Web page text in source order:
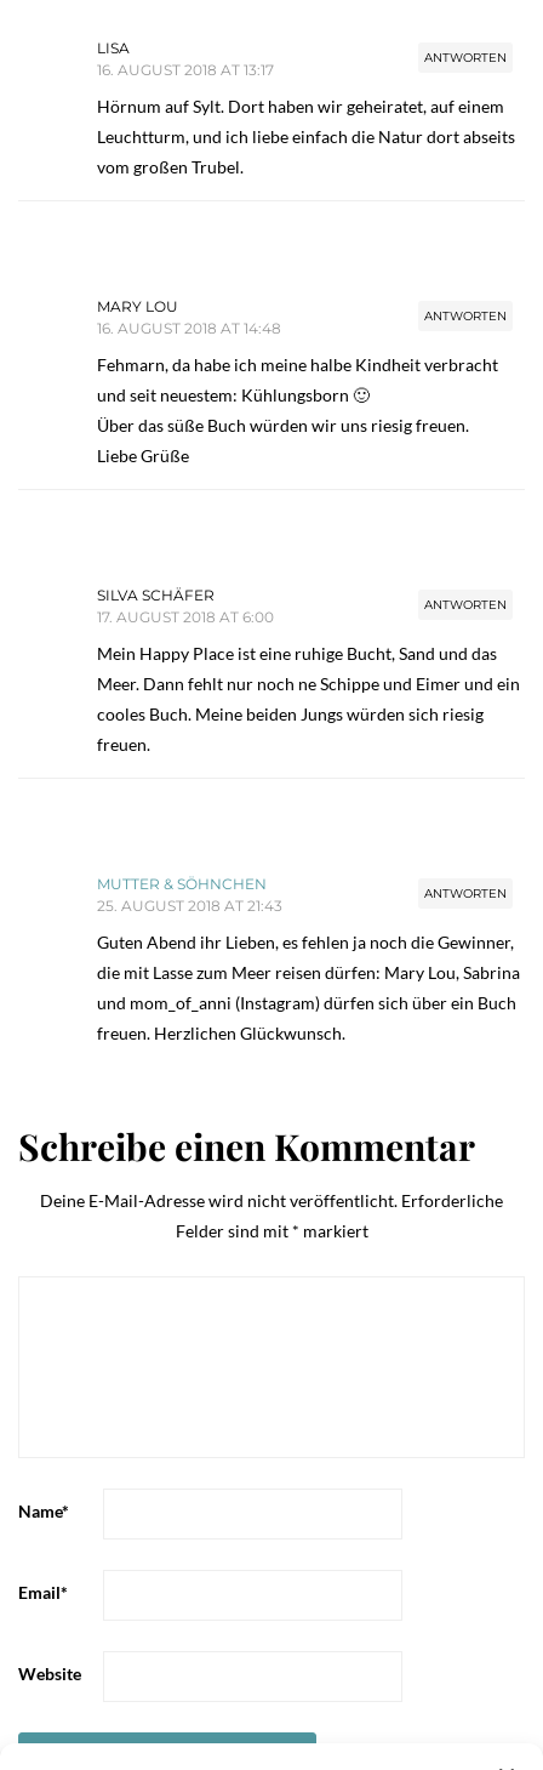
ANTWORTEN
LISA
16. AUGUST 2018 AT 13:17
Hörnum auf Sylt. Dort haben wir geheiratet, auf einem
Leuchtturm, und ich liebe einfach die Natur dort abseits
vom großen Trubel.
ANTWORTEN
MARY LOU
16. AUGUST 2018 AT 14:48
Fehmarn, da habe ich meine halbe Kindheit verbracht
und seit neuestem: Kühlungsborn 🙂
Über das süße Buch würden wir uns riesig freuen.
Liebe Grüße
ANTWORTEN
SILVA SCHÄFER
17. AUGUST 2018 AT 6:00
Mein Happy Place ist eine ruhige Bucht, Sand und das
Meer. Dann fehlt nur noch ne Schippe und Eimer und ein
cooles Buch. Meine beiden Jungs würden sich riesig
freuen.
ANTWORTEN
MUTTER & SÖHNCHEN
25. AUGUST 2018 AT 21:43
Guten Abend ihr Lieben, es fehlen ja noch die Gewinner,
die mit Lasse zum Meer reisen dürfen: Mary Lou, Sabrina
und mom_of_anni (Instagram) dürfen sich über ein Buch
freuen. Herzlichen Glückwunsch.
Schreibe einen Kommentar
Deine E-Mail-Adresse wird nicht veröffentlicht. Erforderliche
Felder sind mit * markiert
Name*
Email*
Website